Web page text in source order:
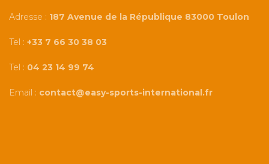
Adresse : 187 Avenue de la République 83000 Toulon
Tel : +33 7 66 30 38 03
Tel : 04 23 14 99 74
Email : contact@easy-sports-international.fr